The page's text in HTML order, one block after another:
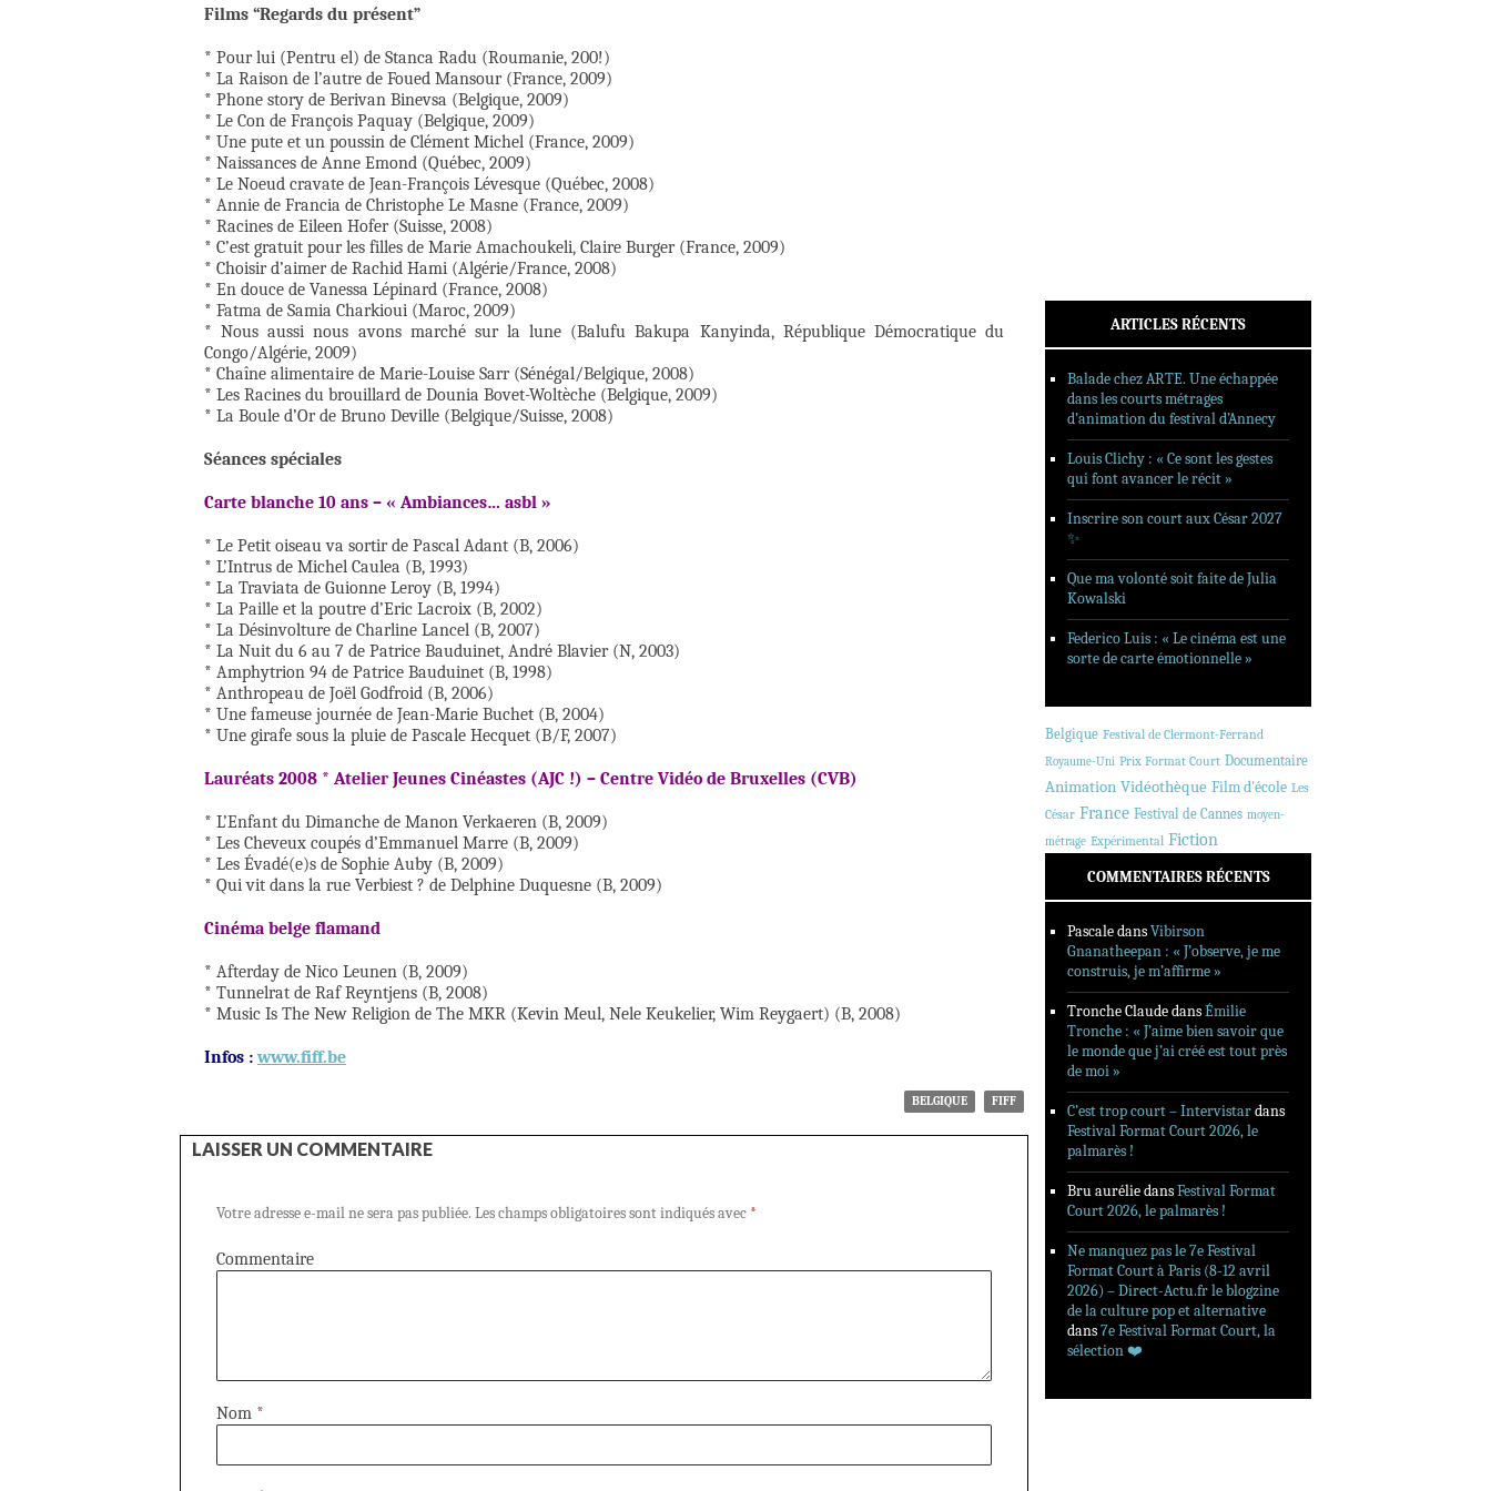
Films “Regards du présent”
* Pour lui (Pentru el) de Stanca Radu (Roumanie, 200!)
* La Raison de l’autre de Foued Mansour (France, 2009)
* Phone story de Berivan Binevsa (Belgique, 2009)
* Le Con de François Paquay (Belgique, 2009)
* Une pute et un poussin de Clément Michel (France, 2009)
* Naissances de Anne Emond (Québec, 2009)
* Le Noeud cravate de Jean-François Lévesque (Québec, 2008)
* Annie de Francia de Christophe Le Masne (France, 2009)
* Racines de Eileen Hofer (Suisse, 2008)
* C’est gratuit pour les filles de Marie Amachoukeli, Claire Burger (France, 2009)
* Choisir d’aimer de Rachid Hami (Algérie/France, 2008)
* En douce de Vanessa Lépinard (France, 2008)
* Fatma de Samia Charkioui (Maroc, 2009)
* Nous aussi nous avons marché sur la lune (Balufu Bakupa Kanyinda, République Démocratique du
Congo/Algérie, 2009)
* Chaîne alimentaire de Marie-Louise Sarr (Sénégal/Belgique, 2008)
* Les Racines du brouillard de Dounia Bovet-Woltèche (Belgique, 2009)
* La Boule d’Or de Bruno Deville (Belgique/Suisse, 2008)
Séances spéciales
Carte blanche 10 ans – « Ambiances… asbl »
* Le Petit oiseau va sortir de Pascal Adant (B, 2006)
* L’Intrus de Michel Caulea (B, 1993)
* La Traviata de Guionne Leroy (B, 1994)
* La Paille et la poutre d’Eric Lacroix (B, 2002)
* La Désinvolture de Charline Lancel (B, 2007)
* La Nuit du 6 au 7 de Patrice Bauduinet, André Blavier (N, 2003)
* Amphytrion 94 de Patrice Bauduinet (B, 1998)
* Anthropeau de Joël Godfroid (B, 2006)
* Une fameuse journée de Jean-Marie Buchet (B, 2004)
* Une girafe sous la pluie de Pascale Hecquet (B/F, 2007)
Lauréats 2008 * Atelier Jeunes Cinéastes (AJC !) – Centre Vidéo de Bruxelles (CVB)
* L’Enfant du Dimanche de Manon Verkaeren (B, 2009)
* Les Cheveux coupés d’Emmanuel Marre (B, 2009)
* Les Évadé(e)s de Sophie Auby (B, 2009)
* Qui vit dans la rue Verbiest ? de Delphine Duquesne (B, 2009)
Cinéma belge flamand
* Afterday de Nico Leunen (B, 2009)
* Tunnelrat de Raf Reyntjens (B, 2008)
* Music Is The New Religion de The MKR (Kevin Meul, Nele Keukelier, Wim Reygaert) (B, 2008)
Infos :www.fiff.be
BELGIQUE FIFF
LAISSER UN COMMENTAIRE
Votre adresse e-mail ne sera pas publiée. Les champs obligatoires sont indiqués avec *
Commentaire
Nom *
ARTICLES RÉCENTS
Balade chez ARTE. Une échappée
dans les courts métrages
d’animation du festival d’Annecy
Louis Clichy : « Ce sont les gestes
qui font avancer le récit »
Inscrire son court aux César 2027
✨
Que ma volonté soit faite de Julia
Kowalski
Federico Luis : « Le cinéma est une
sorte de carte émotionnelle »
Belgique Festival de Clermont-Ferrand
Royaume-Uni Prix Format Court Documentaire
Animation Vidéothèque Film d'école Les
César France Festival de Cannes moyen-
métrage Expérimental Fiction
COMMENTAIRES RÉCENTS
PascaledansVibirson
Gnanatheepan : « J’observe, je me
construis, je m’affirme »
Tronche ClaudedansÉmilie
Tronche : « J’aime bien savoir que
le monde que j’ai créé est tout près
de moi »
C’est trop court – Intervistardans
Festival Format Court 2026, le
palmarès !
Bru auréliedansFestival Format
Court 2026, le palmarès !
Ne manquez pas le 7e Festival
Format Court à Paris (8-12 avril
2026) – Direct-Actu.fr le blogzine
de la culture pop et alternative
dans7e Festival Format Court, la
sélection ❤️‍